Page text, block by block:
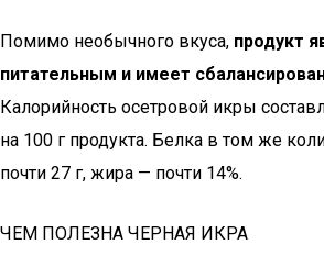
Помимо необычного вкуса, продукт
питательным и имеет
Калорийность осетровой икры
на 100 г продукта. Белка в том же
почти 27 г, жира — почти 14%.
ЧЕМ ПОЛЕЗНА ЧЕРНАЯ ИКРА